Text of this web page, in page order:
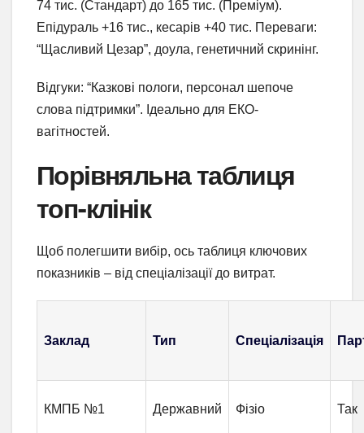
74 тис. (Стандарт) до 165 тис. (Преміум).
Епідураль +16 тис., кесарів +40 тис. Переваги:
“Щасливий Цезар”, доула, генетичний скринінг.
Відгуки: “Казкові пологи, персонал шепоче
слова підтримки”. Ідеально для ЕКО-
вагітностей.
Порівняльна таблиця
топ-клінік
Щоб полегшити вибір, ось таблиця ключових
показників – від спеціалізації до витрат.
Заклад Тип Спеціалізація
КМПБ №1 Державний Фізіо Так